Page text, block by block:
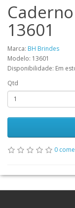
13601
Marca: BH Brindes
Modelo: 13601
Disponibilidade: Em
Qtd
0